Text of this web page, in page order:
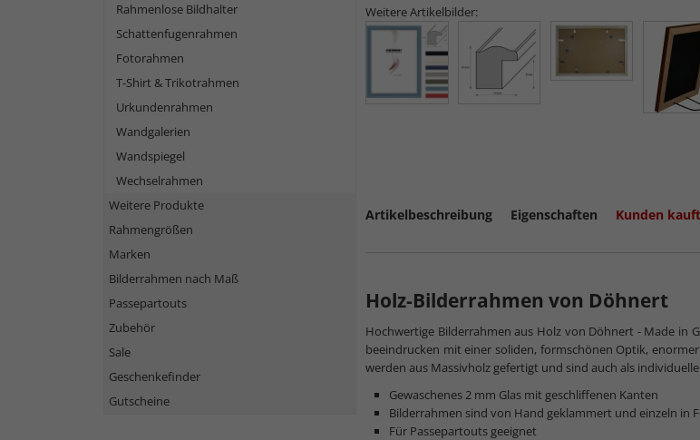
Weitere Artikelbilder:
Artikelbeschreibung Eigenschaften Kunden
Holz-Bilderrahmen von Döhnert
Hochwertige Bilderrahmen aus Holz von Döhnert - Made in
beeindrucken mit einer soliden, formschönen Optik,
werden aus Massivholz gefertigt und sind auch als
Gewaschenes 2 mm Glas mit geschliffenen Kanten
Bilderrahmen sind von Hand geklammert und einzeln in
Für Passepartouts geeignet
Rahmenlose Bildhalter
Schattenfugenrahmen
Fotorahmen
T-Shirt & Trikotrahmen
Urkundenrahmen
Wandgalerien
Wandspiegel
Wechselrahmen
Weitere Produkte
Rahmengrößen
Marken
Bilderrahmen nach Maß
Passepartouts
Zubehör
Sale
Geschenkefinder
Gutscheine